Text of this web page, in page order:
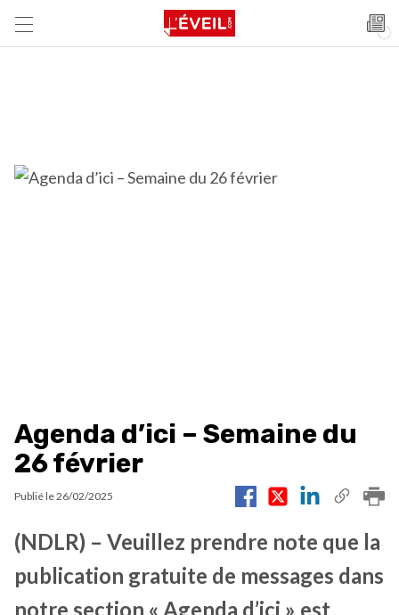
Agenda d’ici – Semaine du
26 février
Publié le26/02/2025
(NDLR) – Veuillez prendre note que la
publication gratuite de messages dans
notre section « Agenda d’ici » est